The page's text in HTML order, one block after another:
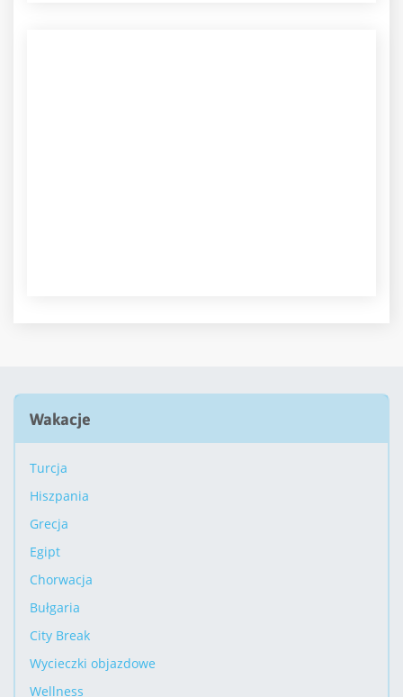
Wakacje
Turcja
Hiszpania
Grecja
Egipt
Chorwacja
Bułgaria
City Break
Wycieczki objazdowe
Wellness